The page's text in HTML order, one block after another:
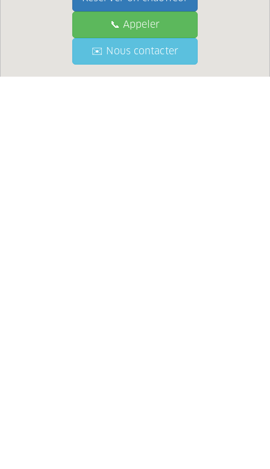
📞 Call
✉️ Contact Us
📞 Appeler
✉️ Nous contacter